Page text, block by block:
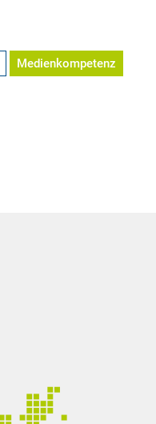
Medienkompetenz